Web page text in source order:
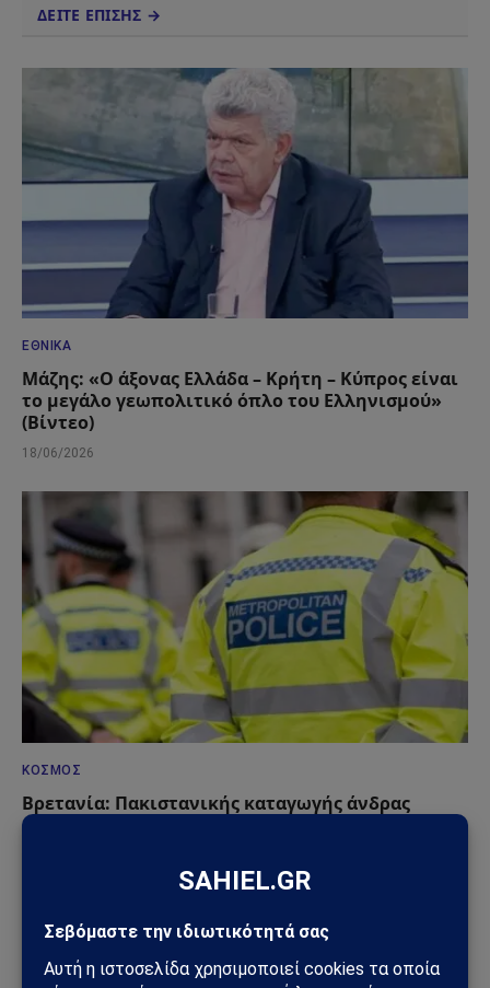
ΔΕΙΤΕ ΕΠΙΣΗΣ →
ΕΘΝΙΚΆ
Μάζης: «Ο άξονας Ελλάδα – Κρήτη – Κύπρος είναι
το μεγάλο γεωπολιτικό όπλο του Ελληνισμού»
(Βίντεο)
18/06/2026
ΚΌΣΜΟΣ
Βρετανία: Πακιστανικής καταγωγής άνδρας
συνελήφθη μετά από επίθεση με μαχαίρι σε